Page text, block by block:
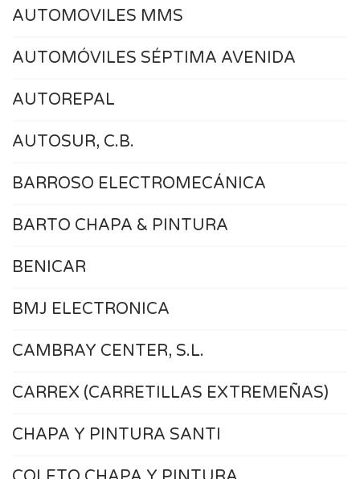
AUTOMOVILES MMS
AUTOMÓVILES SÉPTIMA AVENIDA
AUTOREPAL
AUTOSUR, C.B.
BARROSO ELECTROMECÁNICA
BARTO CHAPA & PINTURA
BENICAR
BMJ ELECTRONICA
CAMBRAY CENTER, S.L.
CARREX (CARRETILLAS EXTREMEÑAS)
CHAPA Y PINTURA SANTI